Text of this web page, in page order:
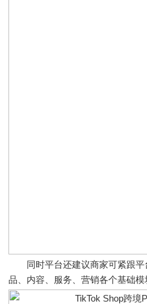
同时平台还建议商家可紧跟平
品、内容、服务、营销各个基础模